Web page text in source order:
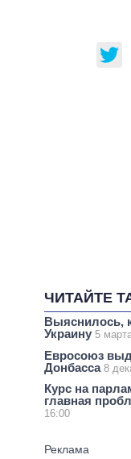
ЧИТАЙТЕ
Выяснилось,
Украину 5
Евросоюз
Донбасса 8
Курс на
главная
16:00